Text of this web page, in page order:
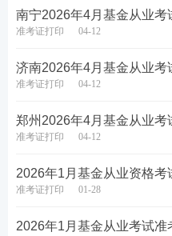
特别提醒： 准考证信息与
考试日前2天拨打考试服
或公安机关出具的临时身
驶证、户口本、学生证等
热点推荐>>
人礼包】【知识库】
南宁2026年4月基金从业考
准考证打印 04-12
济南2026年4月基金从业考
准考证打印 04-12
郑州2026年4月基金从业考
准考证打印 04-12
2026年1月基金从业资格考
准考证打印 01-28
2026年1月基金从业考试